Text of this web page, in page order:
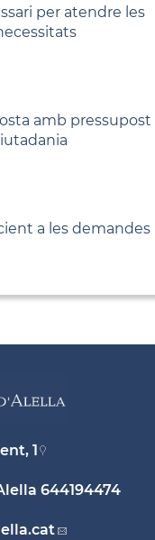
per atendre les
amb pressupost
a les demandes
1
644194474